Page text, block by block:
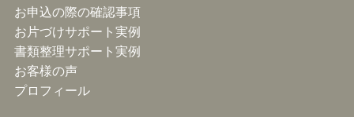
お申込の際の確認事項
お片づけサポート実例
書類整理サポート実例
お客様の声
プロフィール